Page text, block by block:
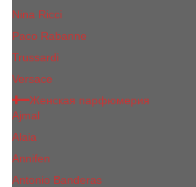
Nina Ricci
Paco Rabanne
Trussardi
Versace
Женская парфюмерия
Ajmal
Alaia
Annifen
Antonio Banderas